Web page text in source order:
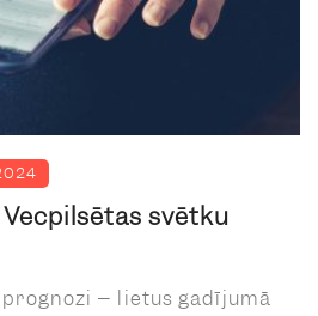
svētku
– lietus gadījumā